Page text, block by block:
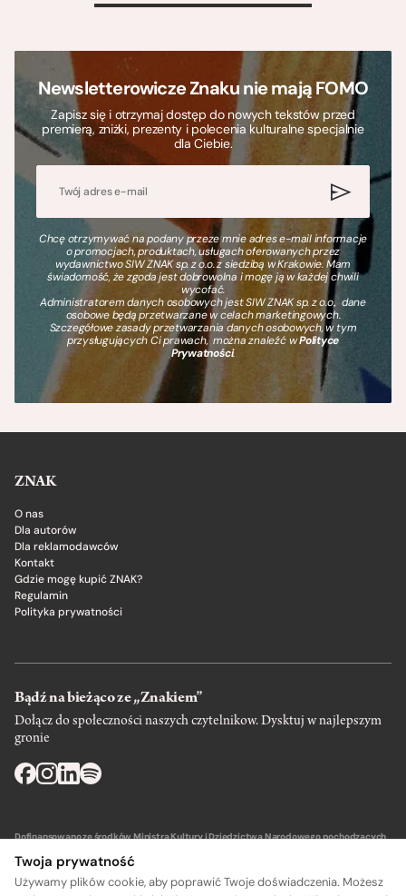
>
Newsletterowicze Znaku nie mają FOMO
Zapisz się i otrzymaj dostęp do nowych tekstów przed
premierą, zniżki, prezenty i polecenia kulturalne specjalnie
dla Ciebie.
Chcę otrzymywać na podany przeze mnie adres e-mail informacje
o promocjach, produktach, usługach oferowanych przez
wydawnictwo SIW ZNAK sp. z o.o. z siedzibą w Krakowie. Mam
świadomość, że zgoda jest dobrowolna i mogę ją w każdej chwili
wycofać.
Administratorem danych osobowych jest SIW ZNAK sp. z o.o., dane
osobowe będą przetwarzane w celach marketingowych.
Szczegółowe zasady przetwarzania danych osobowych, w tym
przysługujących Ci prawach, można znaleźć wPolityce
Prywatności.
ZNAK
O nas
Dla autorów
Dla reklamodawców
Kontakt
Gdzie mogę kupić ZNAK?
Regulamin
Polityka prywatności
Bądź na bieżąco ze „Znakiem”
Dołącz do społeczności naszych czytelnikow. Dysktuj w najlepszym
gronie
Dofinansowano ze środków Ministra Kultury i Dziedzictwa Narodowego pochodzących
Twoja prywatność
Używamy plików cookie, aby poprawić Twoje doświadczenia. Możesz